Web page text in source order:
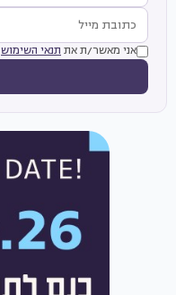
אני מאשר/ת את תנאי השימוש